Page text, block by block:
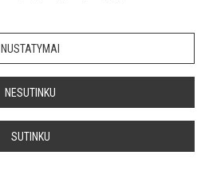
NUSTATYMAI
NESUTINKU
SUTINKU